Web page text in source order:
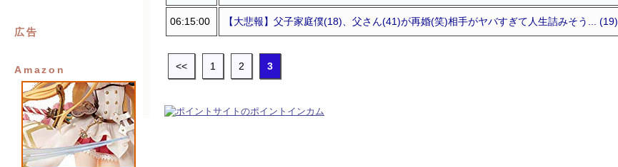
広告
Amazon
06:15:00 【大悲報】父子家庭僕(18)、父さん(41)が再婚(笑)相手がヤバすぎて人生詰みそう... (19)
<< 1 2 3